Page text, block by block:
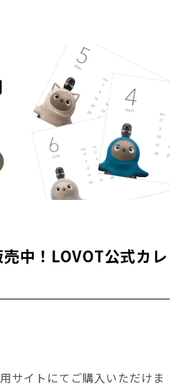
中！LOVOT公式カレ
サイトにてご購入いただけま